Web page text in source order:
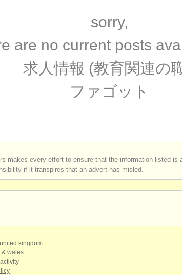
ファゴット
baroque bassoon (1)
sorry,
are no current posts
求人情報 (教育関連の
ファゴット
makes every effort to ensure that the information listed is
if it transpires that an advert has misled.
kingdom.
& wales